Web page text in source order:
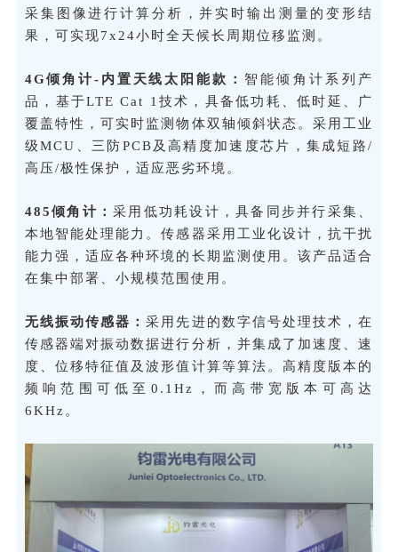
采集图像进行计算分析，并实时输出测量的变形结
果，可实现7x24小时全天候长周期位移监测。
4G倾角计-内置天线太阳能款： 智能倾角计系列产
品，基于LTE Cat 1技术，具备低功耗、低时延、广
覆盖特性，可实时监测物体双轴倾斜状态。采用工业
级MCU、三防PCB及高精度加速度芯片，集成短路/
高压/极性保护，适应恶劣环境。
485倾角计：采用低功耗设计，具备同步并行采集、
本地智能处理能力。传感器采用工业化设计，抗干扰
能力强，适应各种环境的长期监测使用。该产品适合
在集中部署、小规模范围使用。
无线振动传感器：采用先进的数字信号处理技术，在
传感器端对振动数据进行分析，并集成了加速度、速
度、位移特征值及波形值计算等算法。高精度版本的
频响范围可低至0.1Hz，而高带宽版本可高达
6KHz。